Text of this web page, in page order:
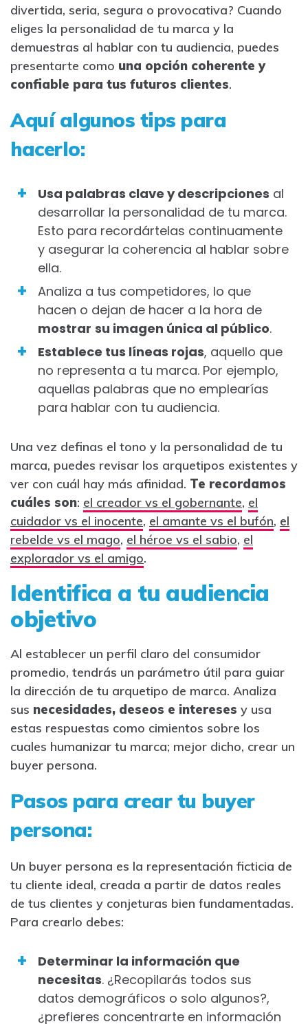
divertida, seria, segura o provocativa? Cuando
eliges la personalidad de tu marca y la
demuestras al hablar con tu audiencia, puedes
presentarte como una opción coherente y
confiable para tus futuros clientes.
Aquí algunos tips para
hacerlo:
Usa palabras clave y descripciones al
desarrollar la personalidad de tu marca.
Esto para recordártelas continuamente
y asegurar la coherencia al hablar sobre
ella.
Analiza a tus competidores, lo que
hacen o dejan de hacer a la hora de
mostrar su imagen única al público.
Establece tus líneas rojas, aquello que
no representa a tu marca. Por ejemplo,
aquellas palabras que no emplearías
para hablar con tu audiencia.
Una vez definas el tono y la personalidad de tu
marca, puedes revisar los arquetipos existentes y
ver con cuál hay más afinidad. Te recordamos
cuáles son: el creador vs el gobernante, el
cuidador vs el inocente, el amante vs el bufón, el
rebelde vs el mago, el héroe vs el sabio, el
explorador vs el amigo.
Identifica a tu audiencia
objetivo
Al establecer un perfil claro del consumidor
promedio, tendrás un parámetro útil para guiar
la dirección de tu arquetipo de marca. Analiza
sus necesidades, deseos e intereses y usa
estas respuestas como cimientos sobre los
cuales humanizar tu marca; mejor dicho, crear un
buyer persona.
Pasos para crear tu buyer
persona:
Un buyer persona es la representación ficticia de
tu cliente ideal, creada a partir de datos reales
de tus clientes y conjeturas bien fundamentadas.
Para crearlo debes:
Determinar la información que
necesitas. ¿Recopilarás todos sus
datos demográficos o solo algunos?,
¿prefieres concentrarte en información